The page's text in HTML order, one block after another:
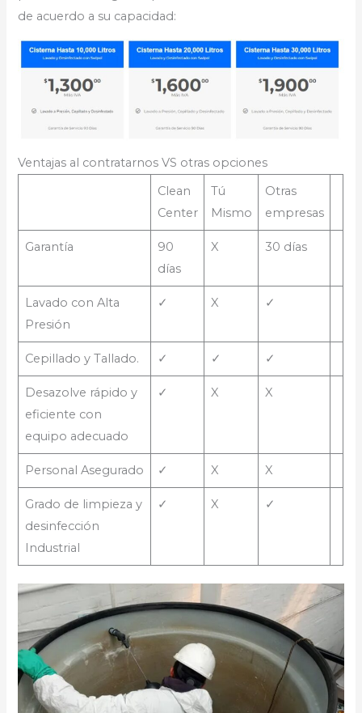
de acuerdo a su capacidad:
Ventajas al contratarnos VS otras opciones
Clean
Center
Tú
Mismo
Otras
empresas
Garantía
90
días
X 30 días
Lavado con Alta
Presión
✓ X ✓
Cepillado y Tallado. ✓ ✓ ✓
Desazolve rápido y
eficiente con
equipo adecuado
✓ X X
Personal Asegurado ✓ X X
Grado de limpieza y
desinfección
Industrial
✓ X ✓